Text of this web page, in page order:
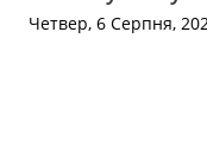
Четвер, 6 Серпня,